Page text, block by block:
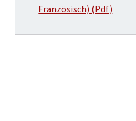
Französisch) (Pdf)